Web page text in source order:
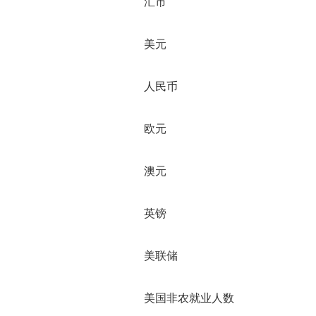
美元
人民币
欧元
澳元
英镑
美联储
美国非农就业人数